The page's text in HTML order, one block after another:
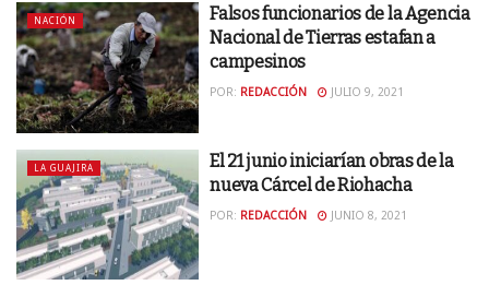
NACIÓN
Falsos funcionarios de la Agencia
Nacional de Tierras estafan a
campesinos
POR: REDACCIÓN JULIO 9, 2021
LA GUAJIRA
El 21 junio iniciarían obras de la
nueva Cárcel de Riohacha
POR: REDACCIÓN JUNIO 8, 2021